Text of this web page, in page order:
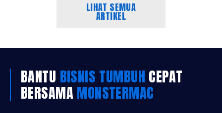
LIHAT SEMUA
ARTIKEL
BANTU BISNIS TUMBUH CEPAT
BERSAMAMONSTERMAC